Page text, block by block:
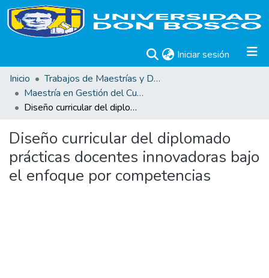
Iniciar sesión (current)
Inicio
Trabajos de Maestrías y Doctorados
Maestría en Gestión del Curriculum, Didáctica y Evaluación por Competencias
Diseño curricular del diplomado prácticas docentes innovadoras bajo el enfoque por competencias
Diseño curricular del diplomado
prácticas docentes innovadoras bajo
el enfoque por competencias